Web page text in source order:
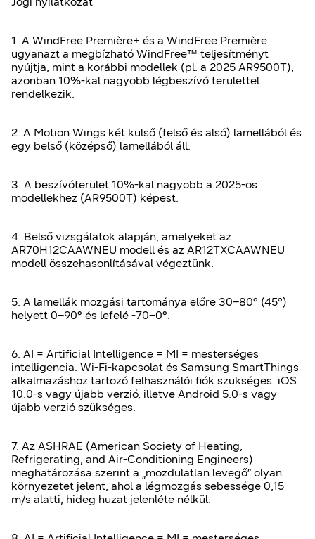
1. A WindFree Première+ és a WindFree Première
ugyanazt a megbízható WindFree™ teljesítményt
nyújtja, mint a korábbi modellek (pl. a 2025 AR9500T),
azonban 10%-kal nagyobb légbeszívó területtel
rendelkezik.
2. A Motion Wings két külső (felső és alsó) lamellából és
egy belső (középső) lamellából áll.
3. A beszívóterület 10%-kal nagyobb a 2025-ös
modellekhez (AR9500T) képest.
4. Belső vizsgálatok alapján, amelyeket az
AR70H12CAAWNEU modell és az AR12TXCAAWNEU
modell összehasonlításával végeztünk.
5. A lamellák mozgási tartománya előre 30–80° (45°)
helyett 0–90° és lefelé -70–0°.
6. AI = Artificial Intelligence = MI = mesterséges
intelligencia. Wi-Fi-kapcsolat és Samsung SmartThings
alkalmazáshoz tartozó felhasználói fiók szükséges. iOS
10.0-s vagy újabb verzió, illetve Android 5.0-s vagy
újabb verzió szükséges.
7. Az ASHRAE (American Society of Heating,
Refrigerating, and Air-Conditioning Engineers)
meghatározása szerint a „mozdulatlan levegő” olyan
környezetet jelent, ahol a légmozgás sebessége 0,15
m/s alatti, hideg huzat jelenléte nélkül.